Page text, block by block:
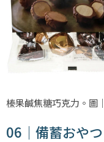
榛果鹹焦糖巧克力。圖
06｜備蓄おや